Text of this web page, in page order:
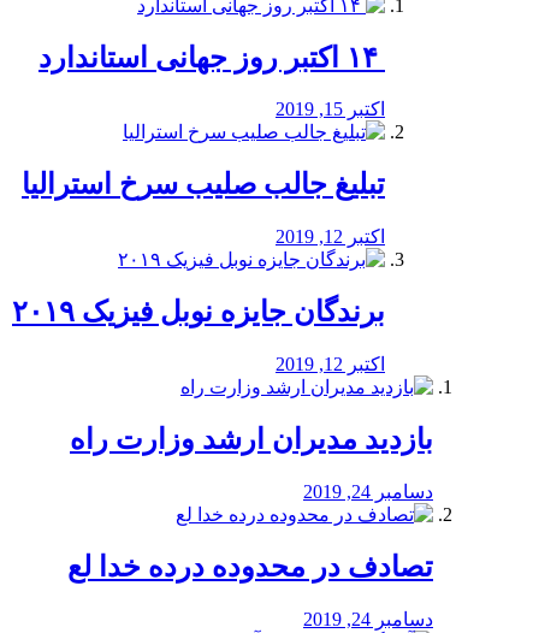
اکتبر 15, 2019
تبلیغ جالب صلیب سرخ استرالیا
اکتبر 12, 2019
برندگان جایزه نوبل فیزیک ۲۰۱۹
اکتبر 12, 2019
بازدید مدیران ارشد وزارت راه
دسامبر 24, 2019
تصادف در محدوده درده خدا لع
دسامبر 24, 2019